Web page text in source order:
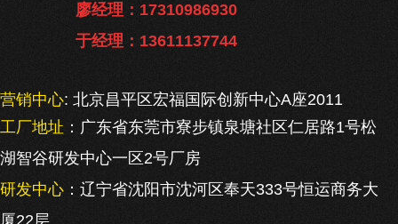
廖经理：17310986930
于经理：13611137744
营销中心: 北京昌平区宏福国际创新中心A座2011
工厂地址 ：广东省东莞市寮步镇泉塘社区仁居路1号松
湖智谷研发中心一区2号厂房
研发中心 ：辽宁省沈阳市沈河区奉天333号恒运商务大
厦22层